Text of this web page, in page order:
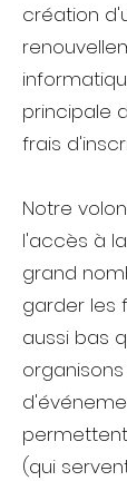
création
principale
frais
Notre
l'accès à
grand
garder les
aussi bas
(qui